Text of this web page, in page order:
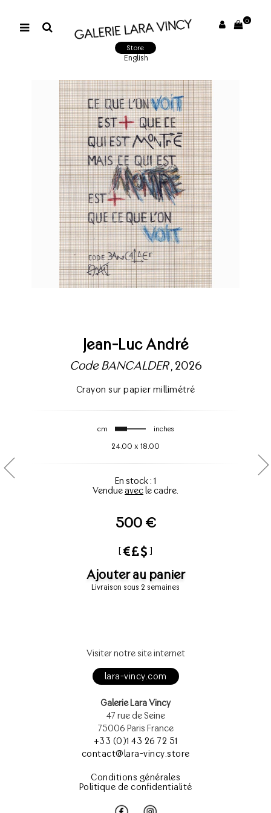
0
Store
English
Jean-Luc André
Code BANCALDER, 2026
Crayon sur papier millimétré
cm inches
24.00 x 18.00
En stock : 1
Vendueavecle cadre.
500 €
[ ]
Ajouter au panier
Livraison sous 2 semaines
Visiter notre site internet
lara-vincy.com
Galerie Lara Vincy
47 rue de Seine
75006 Paris France
+33 (0)1 43 26 72 51
contact@lara-vincy.store
Conditions générales
Politique de confidentialité